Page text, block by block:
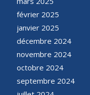
février 2025
janvier 2025
décembre 2024
novembre 2024
octobre 2024
septembre 2024